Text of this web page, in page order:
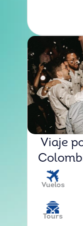
Viaje
Vuelos
Tours